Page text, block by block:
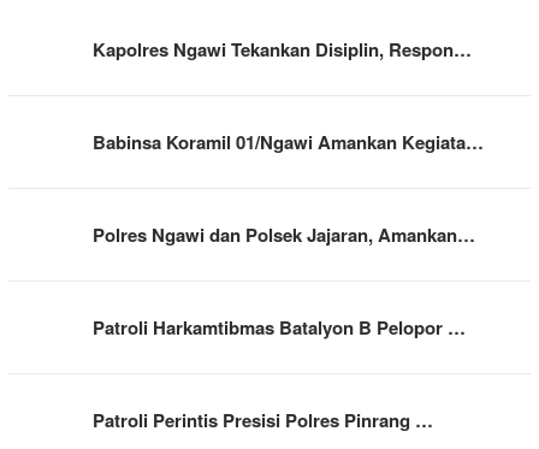
Kapolres Ngawi Tekankan Disiplin, Respon…
Babinsa Koramil 01/Ngawi Amankan Kegiata…
Polres Ngawi dan Polsek Jajaran, Amankan…
Patroli Harkamtibmas Batalyon B Pelopor …
Patroli Perintis Presisi Polres Pinrang …